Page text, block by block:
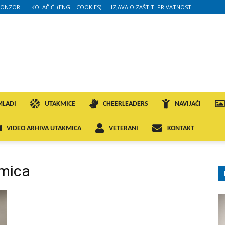
KOLAČIĆI (ENGL. COOKIES) IZJAVA O ZAŠTITI PRIVATNOSTI
UTAKMICE CHEERLEADERS NAVIJAČI
VIDEO ARHIVA UTAKMICA VETERANI KONTAKT